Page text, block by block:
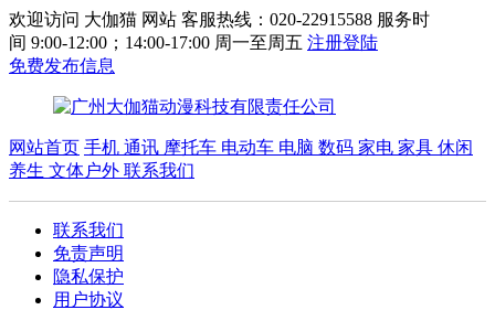
欢迎访问 大伽猫 网站 客服热线：020-22915588 服务时
间 9:00-12:00；14:00-17:00 周一至周五 注册登陆
免费发布信息
网站首页 手机 通讯 摩托车 电动车 电脑 数码 家电 家具 休闲
养生 文体户外 联系我们
联系我们
免责声明
隐私保护
用户协议